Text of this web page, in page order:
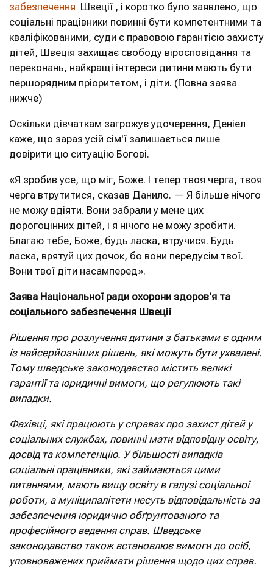
забезпечення Швеції , і коротко було заявлено, що
соціальні працівники повинні бути компетентними та
кваліфікованими, суди є правовою гарантією захисту
дітей, Швеція захищає свободу віросповідання та
переконань, найкращі інтереси дитини мають бути
першорядним пріоритетом, і діти. (Повна заява
нижче)
Оскільки дівчаткам загрожує удочерення, Деніел
каже, що зараз усій сім'ї залишається лише
довірити цю ситуацію Богові.
«Я зробив усе, що міг, Боже. І тепер твоя черга, твоя
черга втрутитися, сказав Данило. — Я більше нічого
не можу вдіяти. Вони забрали у мене цих
дорогоцінних дітей, і я нічого не можу зробити.
Благаю тебе, Боже, будь ласка, втручися. Будь
ласка, врятуй цих дочок, бо вони передусім твої.
Вони твої діти насамперед».
Заява Національної ради охорони здоров'я та
соціального забезпечення Швеції
Рішення про розлучення дитини з батьками є одним
із найсерйозніших рішень, які можуть бути ухвалені.
Тому шведське законодавство містить великі
гарантії та юридичні вимоги, що регулюють такі
випадки.
Фахівці, які працюють у справах про захист дітей у
соціальних службах, повинні мати відповідну освіту,
досвід та компетенцію. У більшості випадків
соціальні працівники, які займаються цими
питаннями, мають вищу освіту в галузі соціальної
роботи, а муніципалітети несуть відповідальність за
забезпечення юридично обґрунтованого та
професійного ведення справ. Шведське
законодавство також встановлює вимоги до осіб,
уповноважених приймати рішення щодо цих справ.